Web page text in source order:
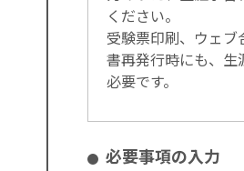
ください。
受験票印刷、ウェ
書再発行時にも、生
必要です。
必要事項の入力